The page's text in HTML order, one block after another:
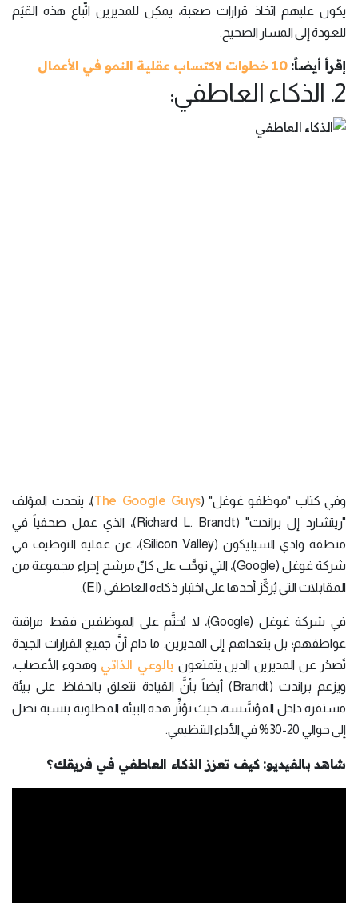
يكون عليهم اتخاذ قرارات صعبة، يمكِن للمديرين اتِّباع هذه القيَم
للعودة إلى المسار الصحيح.
إقرأ أيضاً:10 خطوات لاكتساب عقلية النمو في الأعمال
2. الذكاء العاطفي:
وفي كتاب "موظفو غوغل" (The Google Guys)، يتحدث المؤلف
"ريتشارد إل براندت" (Richard L. Brandt)، الذي عمل صحفياً في
منطقة وادي السيليكون (Silicon Valley)، عن عملية التوظيف في
شركة غوغل (Google)، التي توجَّب على كلِّ مرشح إجراء مجموعة من
المقابلات التي يُركِّز أحدها على اختبار ذكاءه العاطفي (EI).
في شركة غوغل (Google)، لا يُحتَّم على الموظفين فقط مراقبة
عواطفهم؛ بل يتعداهم إلى المديرين. ما دام أنَّ جميع القرارات الجيدة
تَصدُر عن المديرين الذين يتمتعون بالوعي الذاتي وهدوء الأعصاب،
ويزعم براندت (Brandt) أيضاً بأنَّ القيادة تتعلق بالحفاظ على بيئة
مستقرة داخل المؤسَّسة، حيث تؤثِّر هذه البيئة المطلوبة بنسبة تصل
إلى حوالي 20-30% في الأداء التنظيمي.
شاهد بالفيديو: كيف تعزز الذكاء العاطفي في فريقك؟